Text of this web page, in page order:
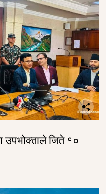
उपभोक्ताले जिते १०